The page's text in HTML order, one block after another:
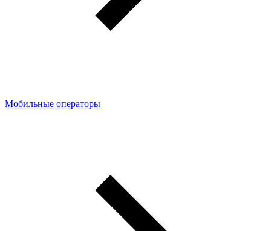
Мобильные операторы